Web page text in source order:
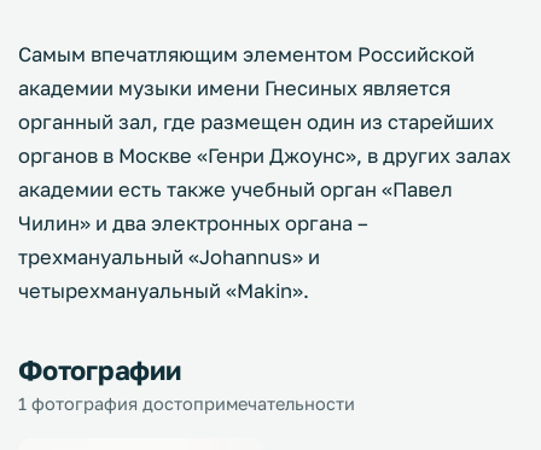
Самым впечатляющим элементом Российской
академии музыки имени Гнесиных является
органный зал, где размещен один из старейших
органов в Москве «Генри Джоунс», в других залах
академии есть также учебный орган «Павел
Чилин» и два электронных органа –
трехмануальный «Johannus» и
четырехмануальный «Makin».
Фотографии
1 фотография достопримечательности